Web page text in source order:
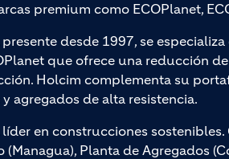
premium como ECOPlanet,
desde 1997, se
que ofrece una reducción
Holcim complementa su
agregados de alta resistencia.
en construcciones
(Managua), Planta de Agregados